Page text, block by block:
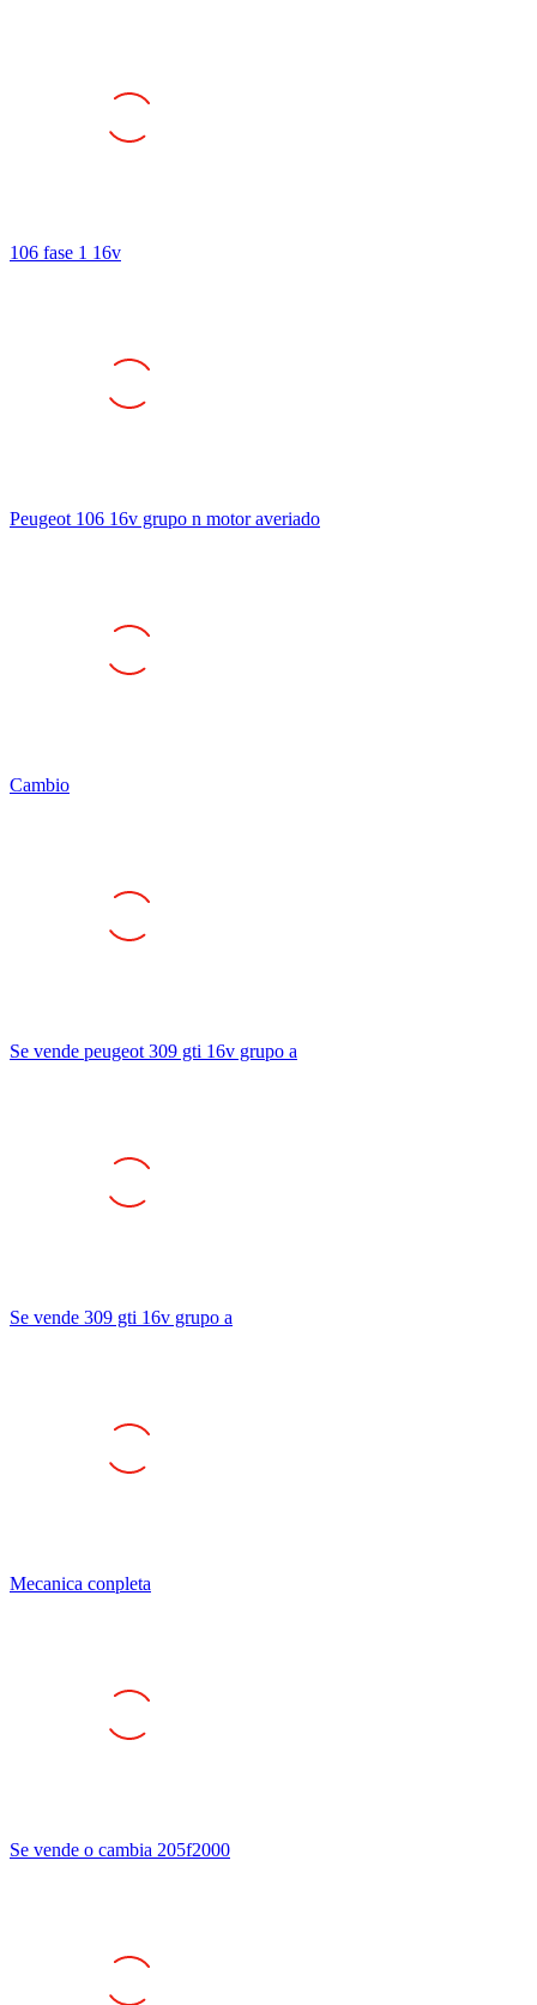
106 fase 1 16v
Peugeot 106 16v grupo n motor averiado
Cambio
Se vende peugeot 309 gti 16v grupo a
Se vende 309 gti 16v grupo a
Mecanica conpleta
Se vende o cambia 205f2000